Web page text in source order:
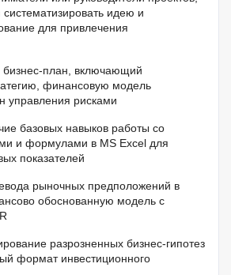
систематизировать идею и
для привлечения
бизнес-план, включающий
финансовую модель
управления рисками
базовых навыков работы со
и формулами в MS Excel для
показателей
рыночных предположений в
обоснованную модель с
разрозненных бизнес-гипотез
формат инвестиционного